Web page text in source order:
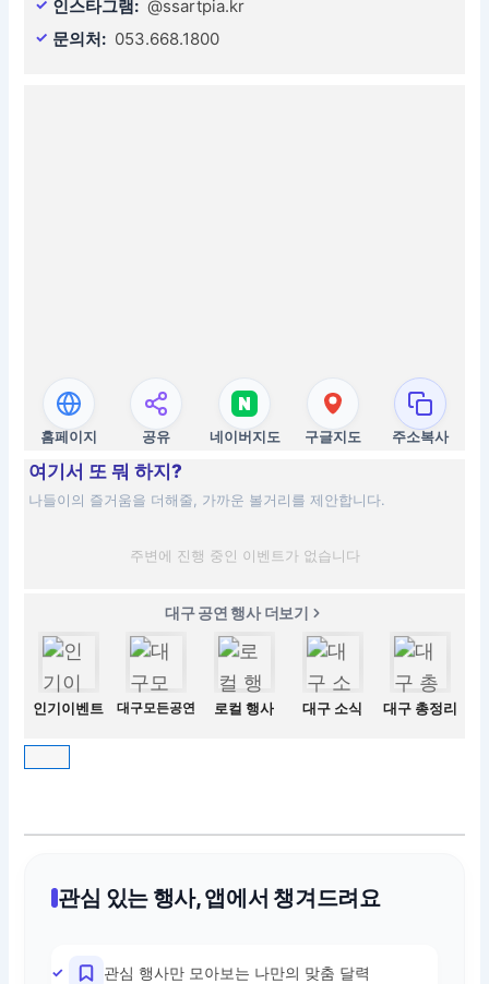
인스타그램: @ssartpia.kr
문의처: 053.668.1800
홈페이지 공유 네이버지도 구글지도 주소복사
여기서 또 뭐 하지?
나들이의 즐거움을 더해줄, 가까운 볼거리를 제안합니다.
주변에 진행 중인 이벤트가 없습니다
대구 공연 행사 더보기
인기이벤트 대구모든공연 로컬 행사 대구 소식 대구 총정리
관심 있는 행사, 앱에서 챙겨드려요
관심 행사만 모아보는 나만의 맞춤 달력